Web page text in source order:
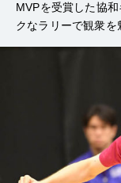
MVPを受賞した協
クなラリーで観衆を